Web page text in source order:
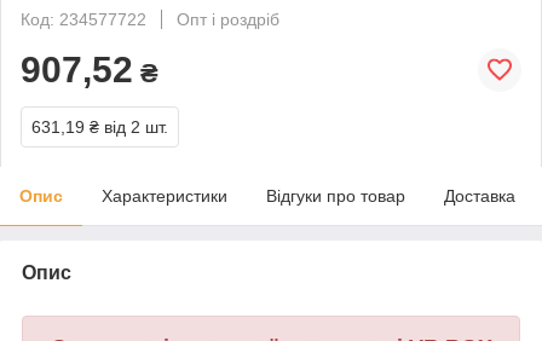
Код: 234577722
Опт і роздріб
907,52 ₴
631,19 ₴ від 2 шт.
Опис Характеристики Відгуки про товар Доставка
Опис